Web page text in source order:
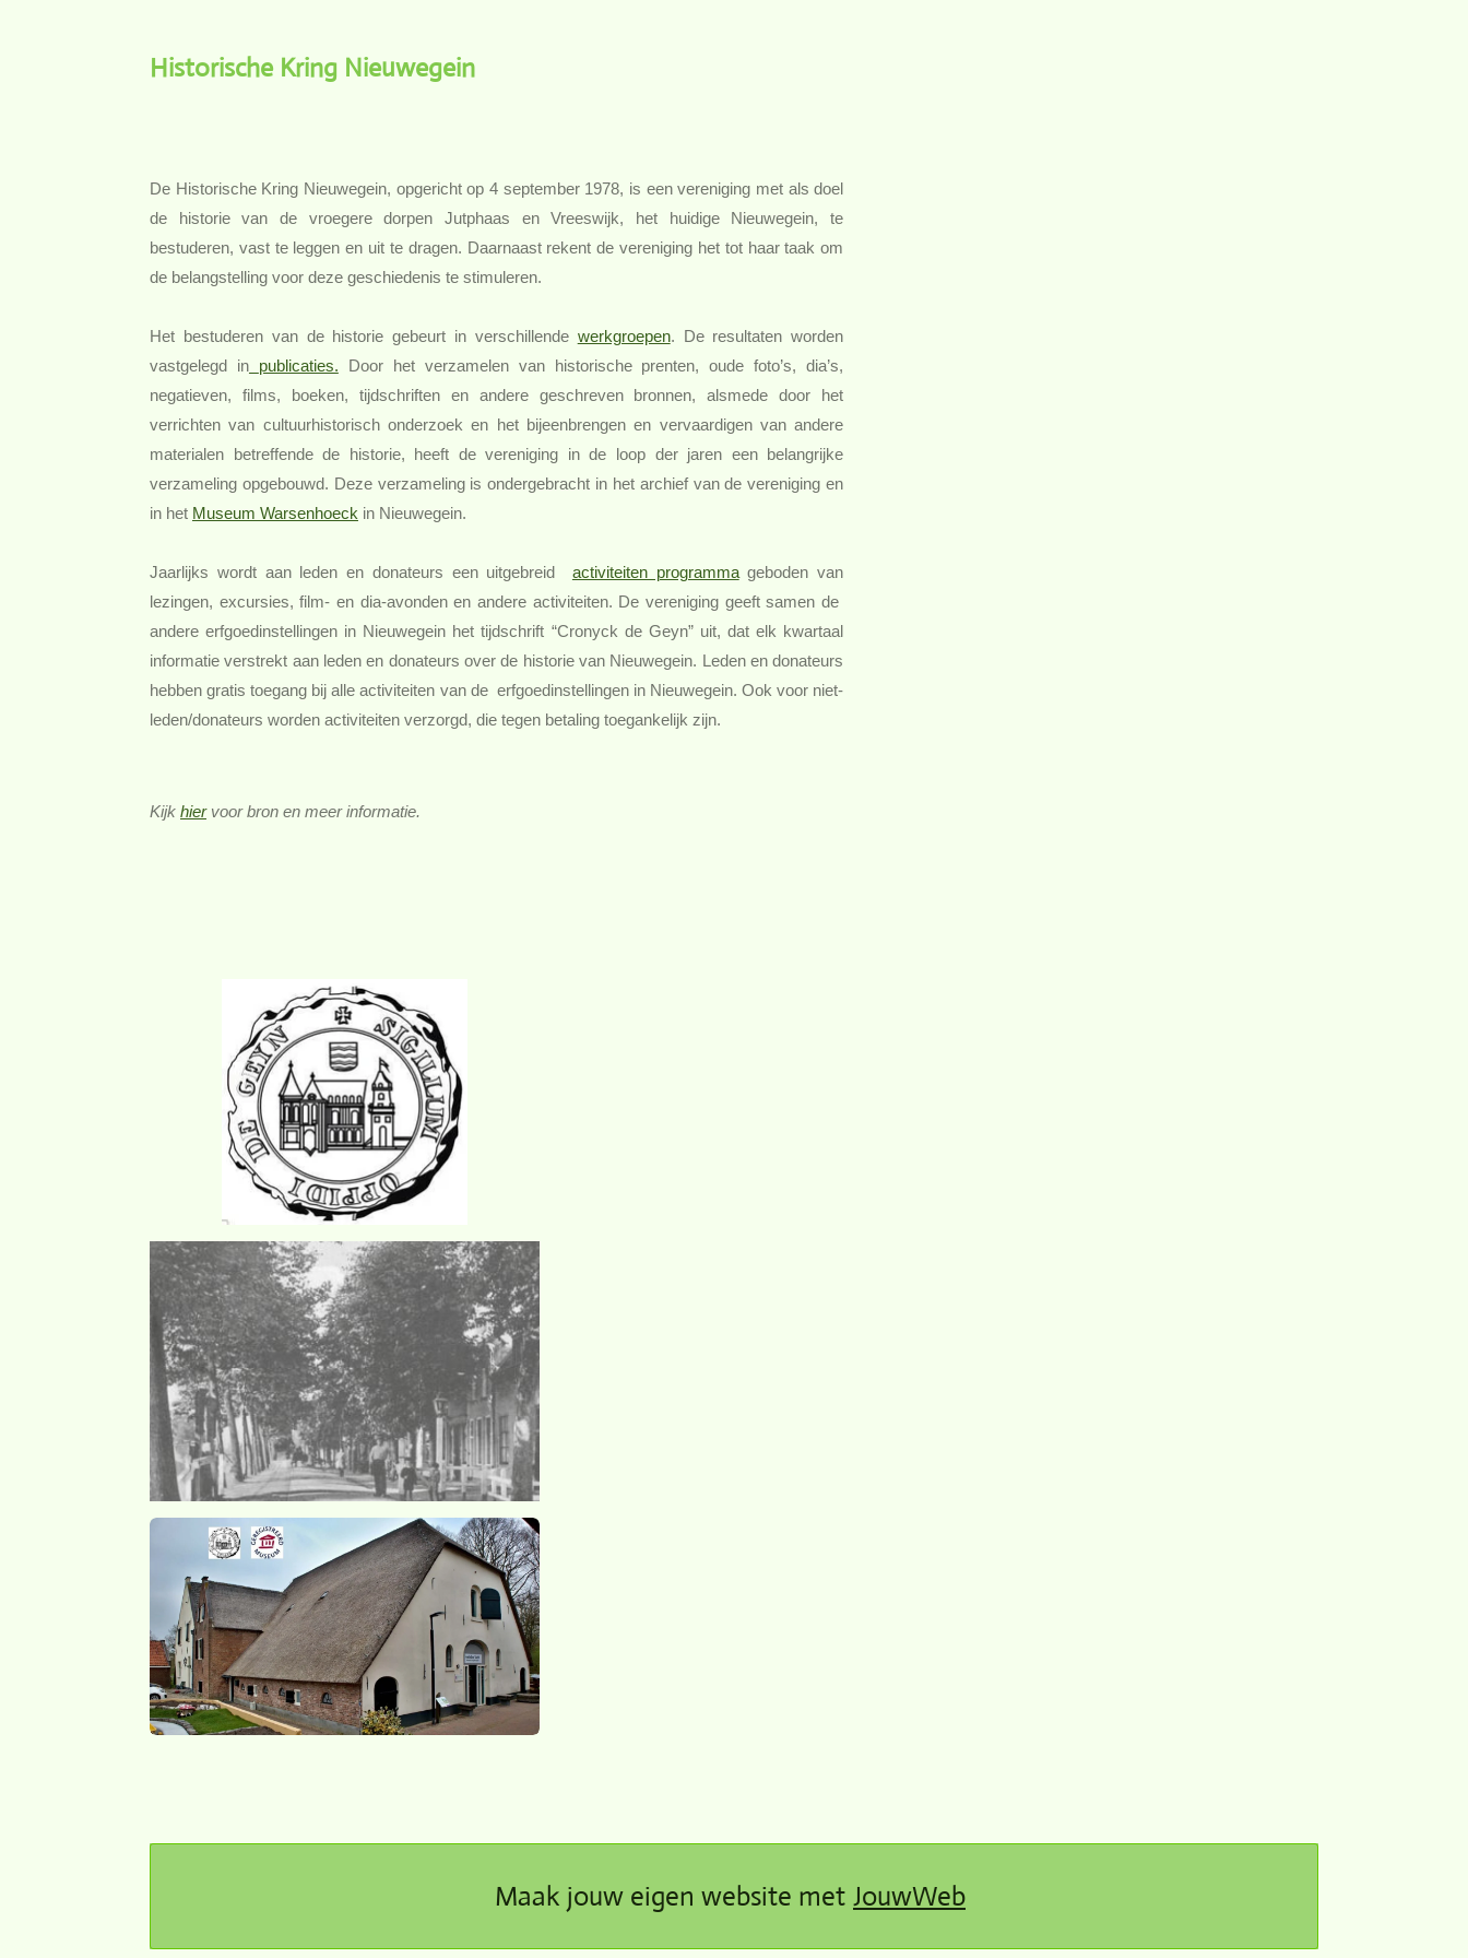
Historische Kring Nieuwegein
De Historische Kring Nieuwegein, opgericht op 4 september 1978, is een vereniging met als doel
de historie van de vroegere dorpen Jutphaas en Vreeswijk, het huidige Nieuwegein, te
bestuderen, vast te leggen en uit te dragen. Daarnaast rekent de vereniging het tot haar taak om
de belangstelling voor deze geschiedenis te stimuleren.
Het bestuderen van de historie gebeurt in verschillende werkgroepen. De resultaten worden
vastgelegd in publicaties.
Door het verzamelen van historische prenten, oude foto’s, dia’s,
negatieven, films, boeken, tijdschriften en andere geschreven bronnen, alsmede door het
verrichten van cultuurhistorisch onderzoek en het bijeenbrengen en vervaardigen van andere
materialen betreffende de historie, heeft de vereniging in de loop der jaren een belangrijke
verzameling opgebouwd. Deze verzameling is ondergebracht in het archief van de vereniging en
in het Museum Warsenhoeck in Nieuwegein.
Jaarlijks wordt aan leden en donateurs een uitgebreid activiteiten programma geboden van
lezingen, excursies, film- en dia-avonden en andere activiteiten. De vereniging geeft samen de
andere erfgoedinstellingen in Nieuwegein het tijdschrift “Cronyck de Geyn” uit, dat elk kwartaal
informatie verstrekt aan leden en donateurs over de historie van Nieuwegein. Leden en donateurs
hebben gratis toegang bij alle activiteiten van de erfgoedinstellingen in Nieuwegein. Ook voor niet-
leden/donateurs worden activiteiten verzorgd, die tegen betaling toegankelijk zijn.
Kijk hiervoor bron en meer informatie.
Maak jouw eigen website met JouwWeb